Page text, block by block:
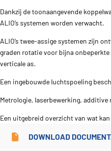
Dankzij de toonaangevende
ALIO’s systemen worden verwacht.
ALIO’s twee-assige systemen zijn
graden rotatie voor bijna
verticale as.
Een ingebouwde luchtspoeling
Metrologie, laserbewerking,
Een uitgebreid overzicht van wat
DOWNLOAD